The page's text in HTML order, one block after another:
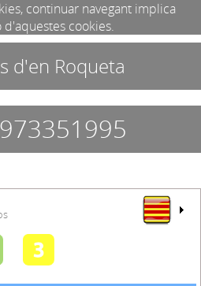
continuar navegant implica
cookies.
d'en Roqueta
973351995